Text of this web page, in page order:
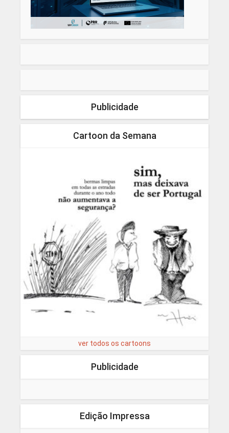
Publicidade
Cartoon da Semana
ver todos os cartoons
Publicidade
Edição Impressa